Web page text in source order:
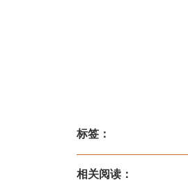
标签：
相关阅读：